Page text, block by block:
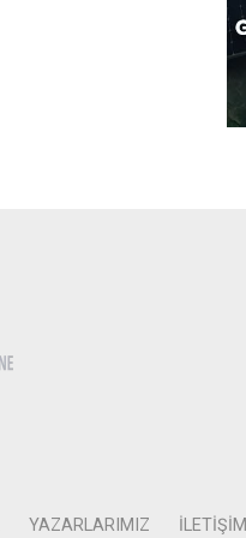
YAZARLARIMIZ İLETIŞIM